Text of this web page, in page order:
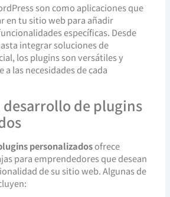
son como aplicaciones que
en tu sitio web para añadir
específicas. Desde
integrar soluciones de
los plugins son versátiles y
a las necesidades de cada
desarrollo de plugins
personalizadosofrece
para emprendedores que desean
de su sitio web. Algunas de